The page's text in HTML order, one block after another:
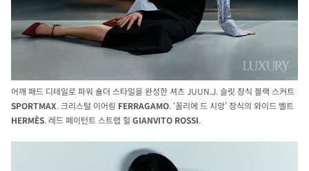
어깨 패드 디테일로 파워 숄더 스타일을 완성한 셔츠 JUUN.J. 슬릿 장식 블랙 스커트
SPORTMAX. 크리스털 이어링 FERRAGAMO. ‘꼴리에 드 시앙’ 장식의 와이드 벨트
HERMÈS. 레드 페이턴트 스트랩 힐 GIANVITO ROSSI.